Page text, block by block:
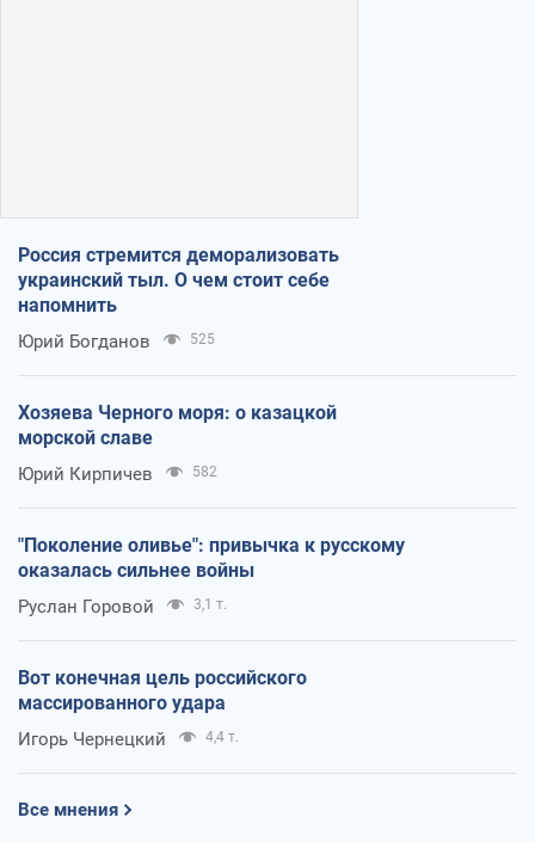
Россия стремится деморализовать
украинский тыл. О чем стоит себе
напомнить
Юрий Богданов 525
Хозяева Черного моря: о казацкой
морской славе
Юрий Кирпичев 582
"Поколение оливье": привычка к русскому
оказалась сильнее войны
Руслан Горовой 3,1 т.
Вот конечная цель российского
массированного удара
Игорь Чернецкий 4,4 т.
Все мнения